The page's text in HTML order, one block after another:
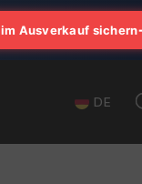
Ausverkauf sichern
DE